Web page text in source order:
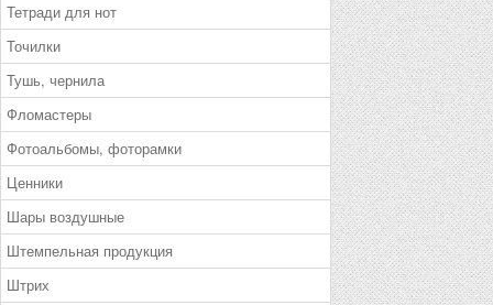
Тетради для нот
Точилки
Тушь, чернила
Фломастеры
Фотоальбомы, фоторамки
Ценники
Шары воздушные
Штемпельная продукция
Штрих